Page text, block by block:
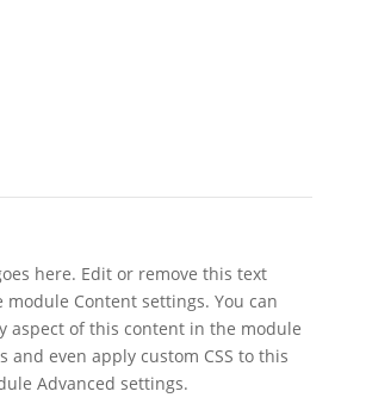
here. Edit or remove this text
Content settings. You can
aspect of this content in the module
and even apply custom CSS to this
Advanced settings.